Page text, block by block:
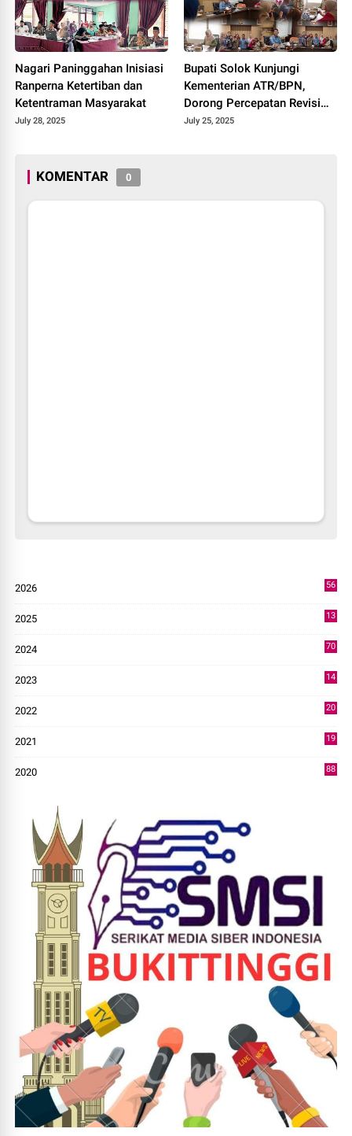
Nagari Paninggahan Inisiasi
Ranperna Ketertiban dan
Ketentraman Masyarakat
July 28, 2025
Bupati Solok Kunjungi
Kementerian ATR/BPN,
Dorong Percepatan Revisi
Perda RTRW Kabupaten
July 25, 2025
KOMENTAR 0
2026
56
2025
13
2024
70
2023
14
2022
20
2021
19
2020
88